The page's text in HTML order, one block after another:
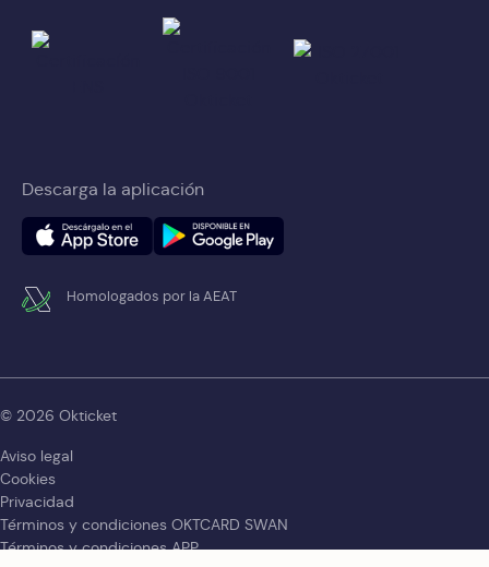
Descarga la aplicación
Homologados por la AEAT
© 2026 Okticket
Aviso legal
Cookies
Privacidad
Términos y condiciones OKTCARD SWAN
Términos y condiciones APP